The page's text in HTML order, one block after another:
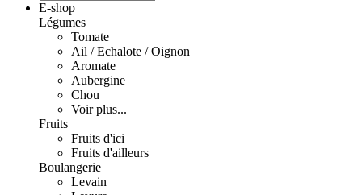
E-shop
Légumes
Tomate
Ail / Echalote / Oignon
Aromate
Aubergine
Chou
Voir plus...
Fruits
Fruits d'ici
Fruits d'ailleurs
Boulangerie
Levain